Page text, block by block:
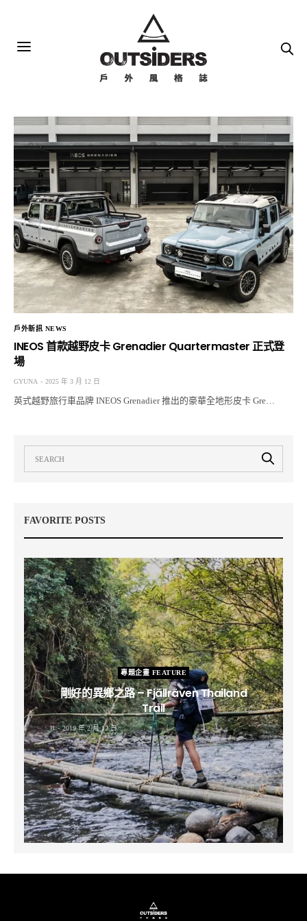
戶外新訊 NEWS
INEOS 首款越野皮卡 Grenadier Quartermaster 正式登
場
GYUNA 2025 年 3 月 12 日
英式越野旅行車品牌 INEOS Grenadier 推出的豪華全地形皮卡 Gre…
FAVORITE POSTS
專題企畫 FEATURE
剛好的異鄉之路 – Fjällräven Thailand
Trail
B 2019 年 2 月 12 日